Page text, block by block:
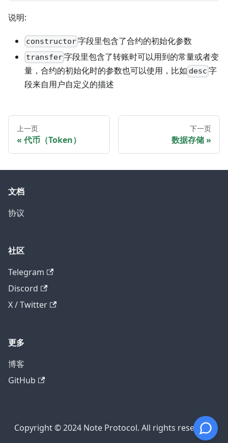
说明:
constructor字段里包含了合约的初始化参数
transfer字段里包含了转账时可以用到的常量或者变
量，合约的初始化时的参数也可以使用，比如 desc 字
段来自用户自定义的描述
上一页
代币（Token）
下一页
数据存储
文档
协议
社区
Telegram
Discord
X / Twitter
更多
博客
GitHub
Copyright © 2024 Note Protocol. All rights reserved.